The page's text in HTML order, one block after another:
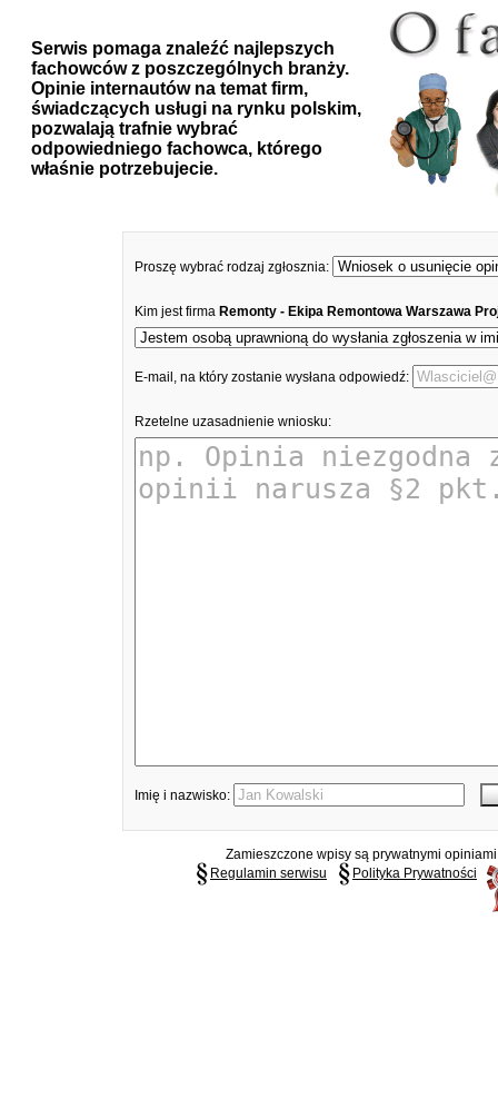
Serwis pomaga znaleźć najlepszych
fachowców z poszczególnych branży.
Opinie internautów na temat firm,
świadczących usługi na rynku polskim,
pozwalają trafnie wybrać
odpowiedniego fachowca, którego
właśnie potrzebujecie.
Proszę wybrać rodzaj zgłosznia:
Kim jest firma Remonty - Ekipa Remontowa Warszawa
E-mail, na który zostanie wysłana odpowiedź:
Rzetelne uzasadnienie wniosku:
Imię i nazwisko:
Zamieszczone wpisy są prywatnymi
Regulamin serwisu
Polityka Prywatności